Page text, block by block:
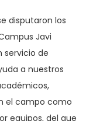
disputaron los
Javi
servicio de
a nuestros
el campo como
equipos, del que